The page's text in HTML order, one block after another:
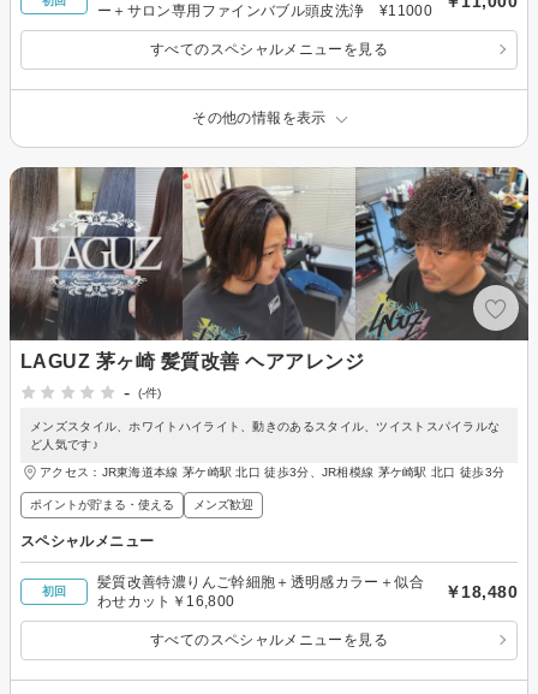
ー＋サロン専用ファインバブル頭皮洗浄 ¥11000
すべてのスペシャルメニューを見る
その他の情報を表示
LAGUZ 茅ヶ崎 髪質改善 ヘアアレンジ
-
(-件)
メンズスタイル、ホワイトハイライト、動きのあるスタイル、ツイストスパイラルな
ど人気です♪
アクセス：JR東海道本線 茅ケ崎駅 北口 徒歩3分、JR相模線 茅ケ崎駅 北口 徒歩3分
ポイントが貯まる・使える メンズ歓迎
スペシャルメニュー
初回
髪質改善特濃りんご幹細胞＋透明感カラー＋似合
わせカット￥16,800
￥18,480
すべてのスペシャルメニューを見る